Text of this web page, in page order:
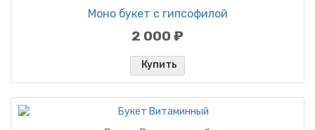
Моно букет с гипсофилой
2 000 ₽
Купить